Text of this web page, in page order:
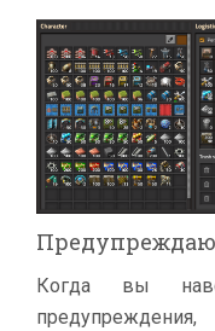
Когда вы